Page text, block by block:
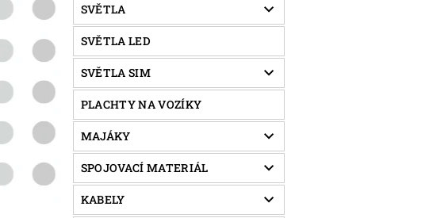
SVĚTLA
SVĚTLA LED
SVĚTLA SIM
PLACHTY NA VOZÍKY
MAJÁKY
SPOJOVACÍ MATERIÁL
KABELY